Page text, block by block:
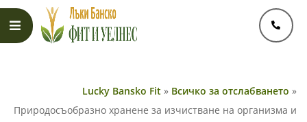
Skip
content
Lucky Bansko Fit » Всичко за отслабването »
Природосъобразно хранене за изчистване на организма и